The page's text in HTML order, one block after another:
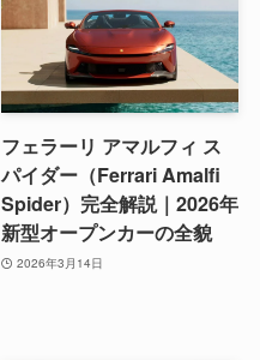
フェラーリ アマルフィ ス
パイダー（Ferrari Amalfi
Spider）完全解説｜2026年
新型オープンカーの全貌
2026年3月14日